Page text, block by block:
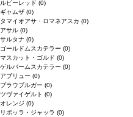
ルビーレッド (0)
ギャムザ (0)
タマイオアサ・ロマネアスカ (0)
アサル (0)
サルタナ (0)
ゴールドムスカテラー (0)
マスカット・ゴルド (0)
ゲルバームスカテラー (0)
アブリュー (0)
ブラウブルガー (0)
ツヴァイゲルト (0)
オレンジ (0)
リボッラ・ジャッラ (0)